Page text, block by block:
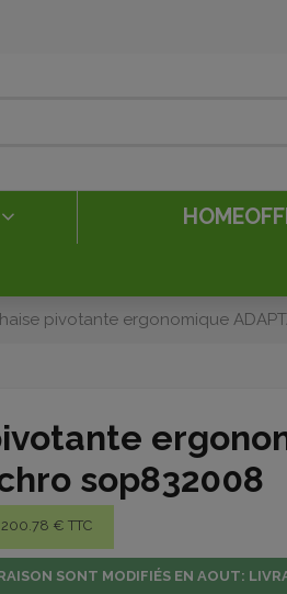
pivotante ergonomique
sop832008
200.78 € TTC
SONT MODIFIÉS EN AOUT: